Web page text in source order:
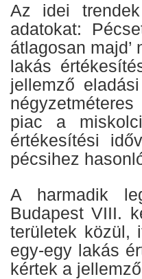
Az idei
adatokat:
átlagosan
lakás
jellemző
piac a
értékesítési
pécsihez
A harmadik
Budapest VIII.
területek közül,
egy-egy lakás
kértek a